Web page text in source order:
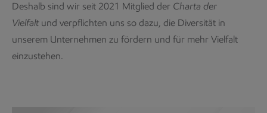
Deshalb sind wir seit 2021 Mitglied der Charta der
Vielfaltund verpflichten uns so dazu, die Diversität in
unserem Unternehmen zu fördern und für mehr Vielfalt
einzustehen.